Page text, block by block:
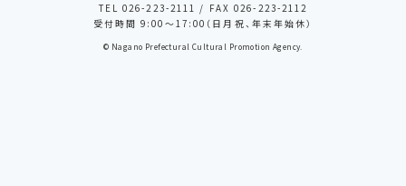
TEL 026-223-2111 / FAX 026-223-2112
受付時間 9:00～17:00（日月祝、年末年始休）
© Nagano Prefectural Cultural Promotion Agency.